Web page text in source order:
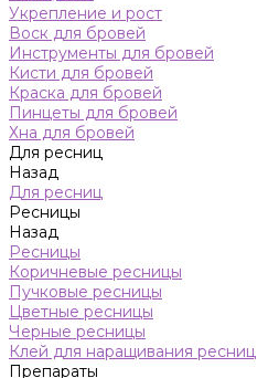
Укрепление и рост
Воск для бровей
Инструменты для бровей
Кисти для бровей
Краска для бровей
Пинцеты для бровей
Хна для бровей
Для ресниц
Назад
Для ресниц
Ресницы
Назад
Ресницы
Коричневые ресницы
Пучковые ресницы
Цветные ресницы
Черные ресницы
Клей для наращивания ресниц
Препараты